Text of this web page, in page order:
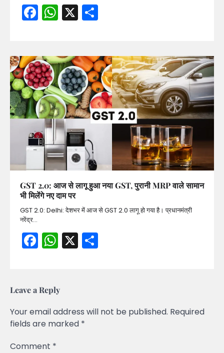
Facebook
WhatsApp
X
GST 2.0: आज से लागू हुआ नया GST, पुरानी MRP वाले सामान
भी मिलेंगे नए दाम पर
GST 2.0: Delhi: देशभर में आज से GST 2.0 लागू हो गया है। प्रधानमंत्री
नरेंद्र…
Facebook
WhatsApp
X
Leave a Reply
Your email address will not be published. Required
fields are marked *
Comment *